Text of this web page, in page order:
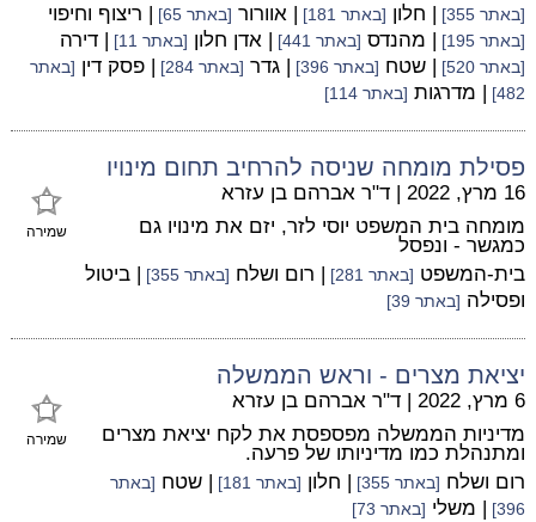
[באתר 355] | חלון [באתר 181] | אוורור [באתר 65] | ריצוף וחיפוי
[באתר 195] | מהנדס [באתר 441] | אדן חלון [באתר 11] | דירה
[באתר 520] | שטח [באתר 396] | גדר [באתר 284] | פסק דין [באתר
482]
| מדרגות [באתר 114]
פסילת מומחה שניסה להרחיב תחום מינויו
שמירה
16 מרץ, 2022 | ד"ר אברהם בן עזרא
מומחה בית המשפט יוסי לזר, יזם את מינויו גם
כמגשר - ונפסל
בית-המשפט [באתר 281] | רום ושלח [באתר 355]
| ביטול
ופסילה [באתר 39]
יציאת מצרים - וראש הממשלה
שמירה
6 מרץ, 2022 | ד"ר אברהם בן עזרא
מדיניות הממשלה מפספסת את לקח יציאת מצרים
ומתנהלת כמו מדיניותו של פרעה.
רום ושלח [באתר 355] | חלון [באתר 181] | שטח [באתר
396]
| משלי [באתר 73]